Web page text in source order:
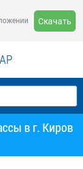
Скачать
в г. Киров